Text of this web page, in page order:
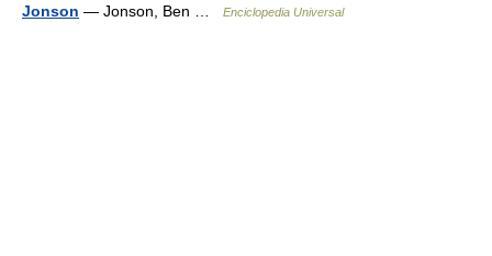
Jonson — Jonson, Ben … Enciclopedia Universal